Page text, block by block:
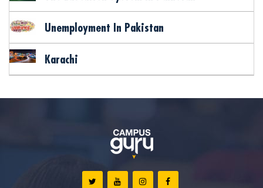
Unemployment In Pakistan
Karachi